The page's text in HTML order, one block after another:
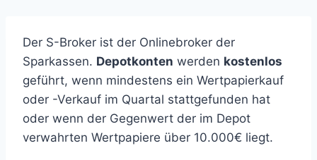
Der S-Broker ist der Onlinebroker der
Sparkassen. Depotkonten werden kostenlos
geführt, wenn mindestens ein Wertpapierkauf
oder -Verkauf im Quartal stattgefunden hat
oder wenn der Gegenwert der im Depot
verwahrten Wertpapiere über 10.000€ liegt.